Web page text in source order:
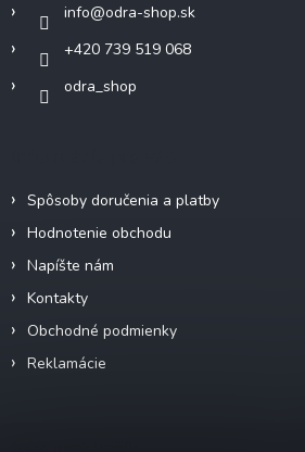
info@odra-shop.sk
+420 739 519 068
odra_shop
Spôsoby doručenia a platby
Hodnotenie obchodu
Napíšte nám
Kontakty
Obchodné podmienky
Reklamácie